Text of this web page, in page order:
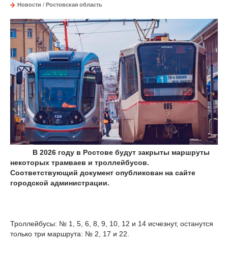
Новости / Ростовская область
В 2026 году в Ростове будут закрыты маршруты
некоторых трамваев и троллейбусов.
Соответствующий документ опубликован на сайте
городской администрации.
Троллейбусы: № 1, 5, 6, 8, 9, 10, 12 и 14 исчезнут, останутся
только три маршрута: № 2, 17 и 22.